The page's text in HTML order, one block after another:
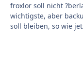
froxlor soll nicht
wichtigste, aber
soll bleiben, so wie